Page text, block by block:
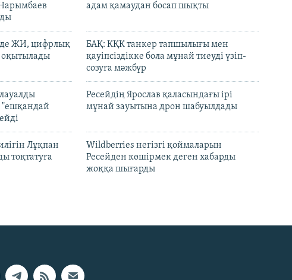
адам қамаудан босап шықты
ЖИ, цифрлық
оқытылады
БАҚ: КҚК танкер тапшылығы мен
қауіпсіздікке бола мұнай тиеуді үзіп-
созуға мәжбүр
"ешқандай
Ресейдің Ярослав қаласындағы ірі
мұнай зауытына дрон шабуылдады
Лұқпан
тоқтатуға
Wildberries негізгі қоймаларын
Ресейден көшірмек деген хабарды
жоққа шығарды